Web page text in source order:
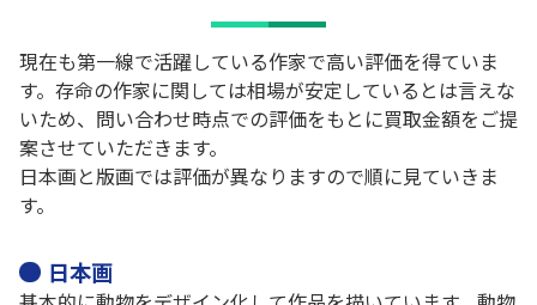
現在も第一線で活躍している作家で高い評価を得ていま
す。存命の作家に関しては相場が安定しているとは言えな
いため、問い合わせ時点での評価をもとに買取金額をご提
案させていただきます。
日本画と版画では評価が異なりますので順に見ていきま
す。
日本画